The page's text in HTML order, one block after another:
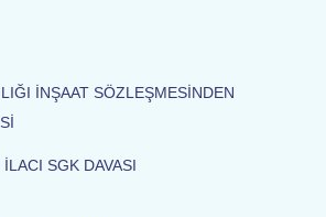
İNŞAAT SÖZLEŞMESİNDEN
SGK DAVASI